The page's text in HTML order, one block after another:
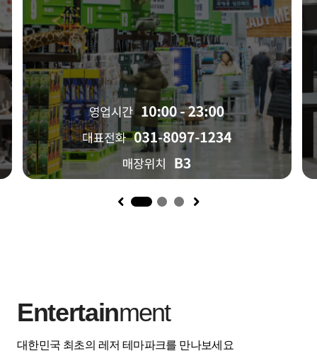
1
Entertainment
대한민국 최초의 레저 테마파크를 만나보세요